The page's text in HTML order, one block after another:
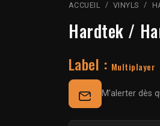
ACCUEIL VINYLS
Hardtek /
Label : Multiplayer
M'alerter dès